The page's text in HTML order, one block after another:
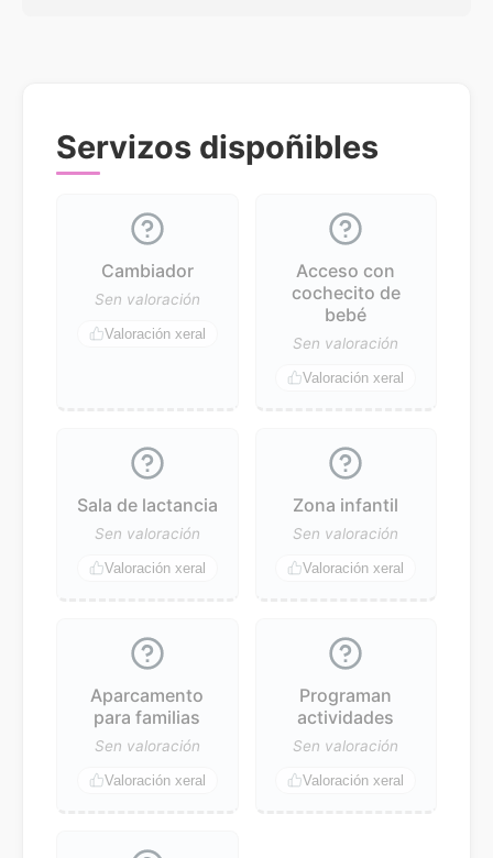
Servizos dispoñibles
Cambiador
Sen valoración
Valoración xeral
Acceso con
cochecito de
bebé
Sen valoración
Valoración xeral
Sala de lactancia
Sen valoración
Valoración xeral
Zona infantil
Sen valoración
Valoración xeral
Aparcamento
para familias
Sen valoración
Valoración xeral
Programan
actividades
Sen valoración
Valoración xeral